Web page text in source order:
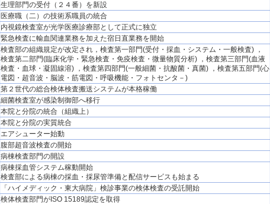
生理部門の受付（２４番）を新設
医療職（二）の技術系職員の統合
内視鏡検査室が光学医療診療部として正式に独立
緊急検査に輸血関連業務を加えた宿日直業務を開始
検査部の組織規定が改定され，検査第一部門(受付・採血・システム・一般検査) ，
検査第二部門(臨床化学・緊急検査・免疫検査・微量物質分析) ，検査第三部門(血液
検査・血球・凝固線溶) ，検査第四部門(一般細菌・抗酸菌・真菌) ，検査第五部門(心
電図・超音波・脳波・筋電図・呼吸機能・フォトセンタ－)
第２世代の総合検体検査搬送システムが本格稼働
細菌検査室が感染制御部へ移行
本院と分院の統合（組織上）
本院と分院の実質統合
エアシューター始動
腹部超音波検査の開始
病棟検査部門の開設
病棟採血管システム稼動開始
検査部による病棟の採血・採尿管準備と配信サービスも始まる
「ハイメディック・東大病院」検診事業の検体検査の受託開始
検体検査部門がISO 15189認定を取得